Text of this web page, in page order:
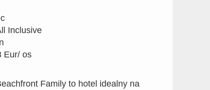
Inclusive
Eur/ os
Family to hotel idealny na